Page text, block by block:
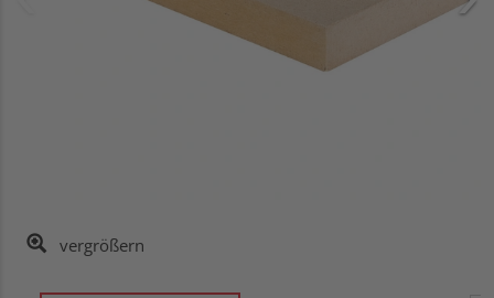
vergrößern